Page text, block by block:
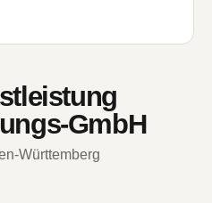
GmbH
Württemberg